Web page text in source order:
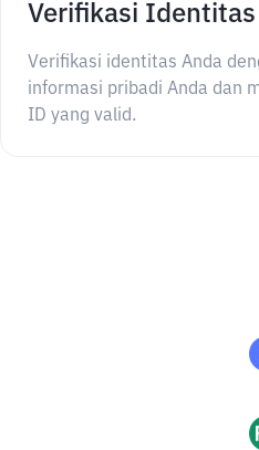
Verifikasi
Verifikasi identitas Anda
informasi pribadi Anda dan
ID yang valid.